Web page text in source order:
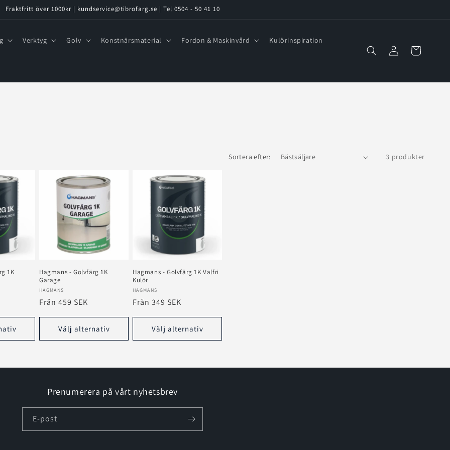
Fraktfritt över 1000kr | kundservice@tibrofarg.se | Tel 0504 - 50 41 10
Verktyg Golv Konstnärsmaterial Fordon & Maskinvård Kulörinspiration
Logga
in
Varukorg
Sortera efter: 3 produkter
1K
Hagmans - Golvfärg 1K
Garage
Säljare:
HAGMANS
Ordinarie
Från 459 SEK
Välj alternativ
Hagmans - Golvfärg 1K Valfri
Kulör
Säljare:
HAGMANS
Ordinarie
Från 349 SEK
Välj alternativ
Prenumerera på vårt nyhetsbrev
E-post